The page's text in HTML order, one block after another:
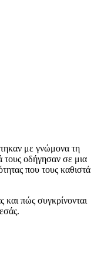
με γνώμονα τη
τους οδήγησαν σε μια
που τους καθιστά
και πώς συγκρίνονται